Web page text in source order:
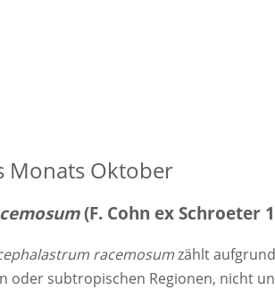
Monats Oktober
(F. Cohn ex Schroeter
racemosumzählt
oder subtropischen Regionen, nicht